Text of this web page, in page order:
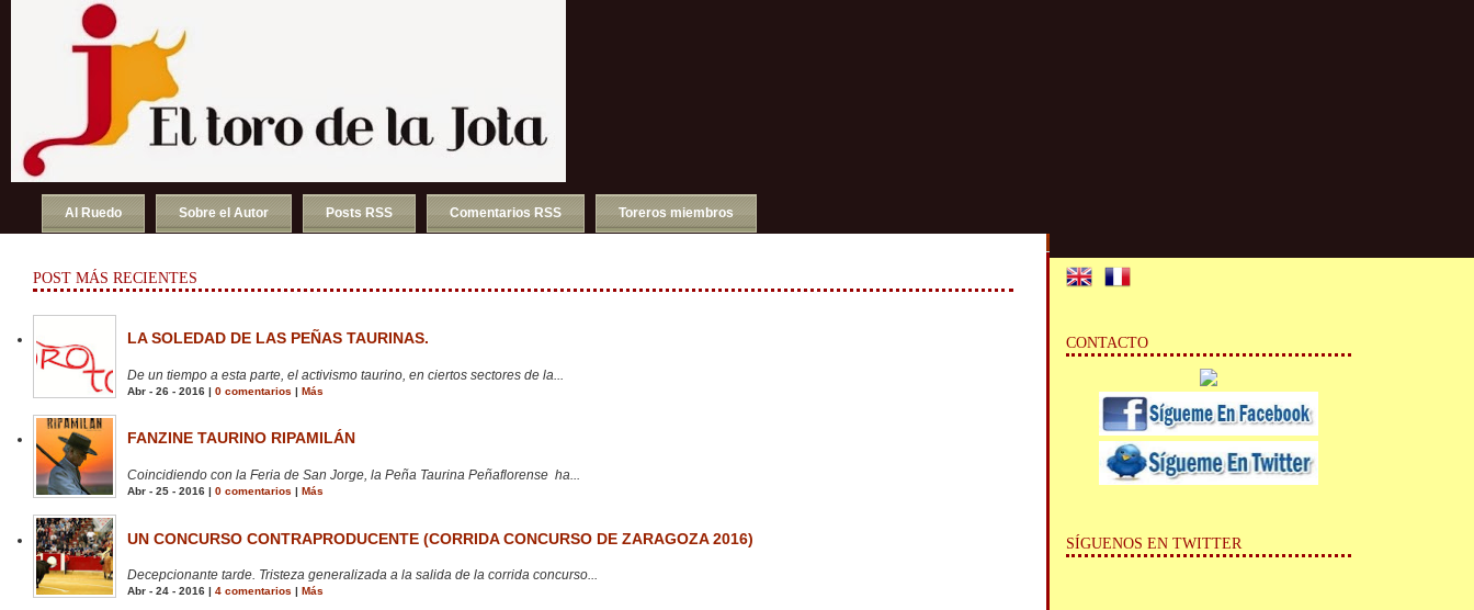
Al Ruedo Sobre el Autor Posts RSS Comentarios RSS Toreros miembros
POST MÁS RECIENTES
LA SOLEDAD DE LAS PEÑAS TAURINAS.
De un tiempo a esta parte, el activismo taurino, en ciertos sectores de la...
Abr - 26 - 2016 | 0 comentarios | Más
FANZINE TAURINO RIPAMILÁN
Coincidiendo con la Feria de San Jorge, la Peña Taurina Peñaflorense ha...
Abr - 25 - 2016 | 0 comentarios | Más
UN CONCURSO CONTRAPRODUCENTE (CORRIDA CONCURSO DE ZARAGOZA 2016)
Decepcionante tarde. Tristeza generalizada a la salida de la corrida concurso...
Abr - 24 - 2016 | 4 comentarios | Más
CONTACTO
SÍGUENOS EN TWITTER